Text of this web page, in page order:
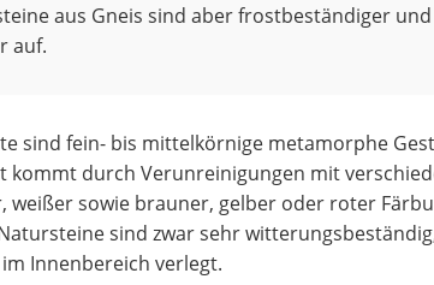
aus Gneis sind aber frostbeständiger
auf.
sind fein- bis mittelkörnige metamorphe
kommt durch Verunreinigungen mit
weißer sowie brauner, gelber oder roter
sind zwar sehr
Innenbereich verlegt.